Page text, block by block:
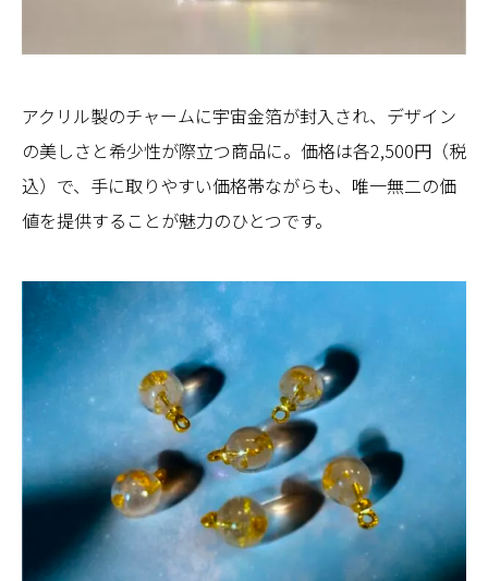
アクリル製のチャームに宇宙金箔が封入され、デザイン
の美しさと希少性が際立つ商品に。価格は各2,500円（税
込）で、手に取りやすい価格帯ながらも、唯一無二の価
値を提供することが魅力のひとつです。